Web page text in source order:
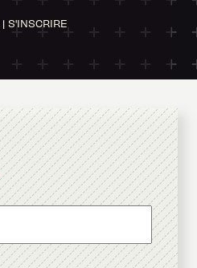
| S'INSCRIRE